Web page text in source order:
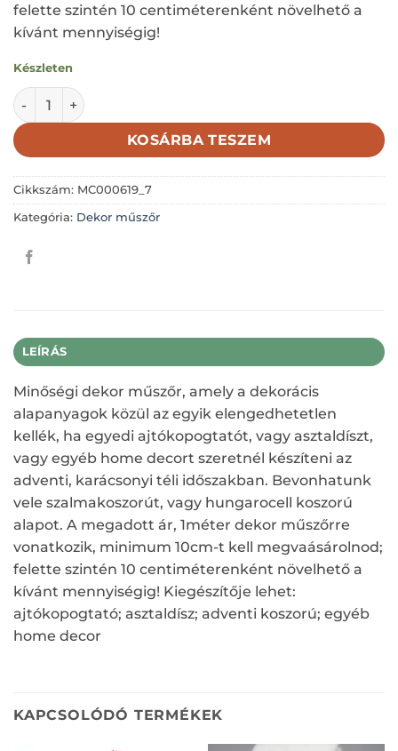
felette szintén 10 centiméterenként növelhető a
kívánt mennyiségig!
Készleten
Dekor műszőr; rövid szőr; világos mustársárga; 8cm
KOSÁRBA TESZEM
Cikkszám: MC000619_7
Kategória: Dekor műszőr
LEÍRÁS
Minőségi dekor műszőr, amely a dekorácis
alapanyagok közül az egyik elengedhetetlen
kellék, ha egyedi ajtókopogtatót, vagy asztaldíszt,
vagy egyéb home decort szeretnél készíteni az
adventi, karácsonyi téli időszakban. Bevonhatunk
vele szalmakoszorút, vagy hungarocell koszorú
alapot. A megadott ár, 1méter dekor műszőrre
vonatkozik, minimum 10cm-t kell megvaásárolnod;
felette szintén 10 centiméterenként növelhető a
kívánt mennyiségig! Kiegészítője lehet:
ajtókopogtató; asztaldísz; adventi koszorú; egyéb
home decor
KAPCSOLÓDÓ TERMÉKEK